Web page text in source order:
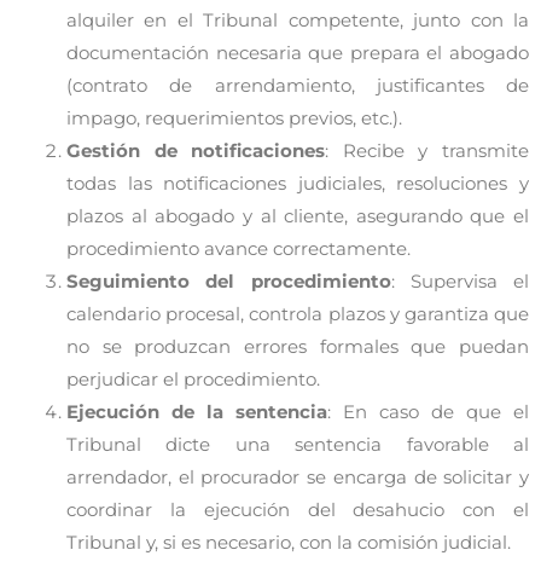
alquiler en el Tribunal competente, junto con la
documentación necesaria que prepara el abogado
(contrato de arrendamiento, justificantes de
impago, requerimientos previos, etc.).
Gestión de notificaciones: Recibe y transmite
todas las notificaciones judiciales, resoluciones y
plazos al abogado y al cliente, asegurando que el
procedimiento avance correctamente.
Seguimiento del procedimiento: Supervisa el
calendario procesal, controla plazos y garantiza que
no se produzcan errores formales que puedan
perjudicar el procedimiento.
Ejecución de la sentencia: En caso de que el
Tribunal dicte una sentencia favorable al
arrendador, el procurador se encarga de solicitar y
coordinar la ejecución del desahucio con el
Tribunal y, si es necesario, con la comisión judicial.